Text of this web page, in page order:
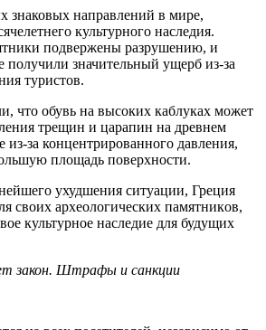
знаковых направлений в мире,
культурного наследия.
подвержены разрушению, и
получили значительный ущерб из-за
туристов.
что обувь на высоких каблуках может
трещин и царапин на древнем
за концентрированного давления,
площадь поверхности.
ухудшения ситуации, Греция
своих археологических памятников,
культурное наследие для будущих
закон. Штрафы и санкции